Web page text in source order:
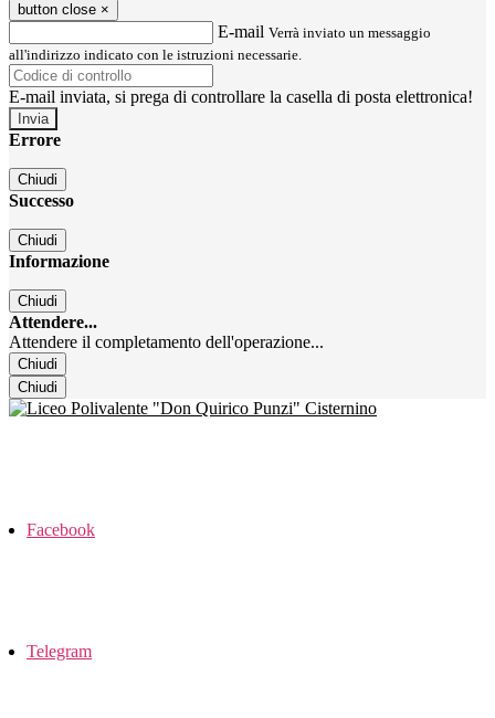
button close ×
E-mail Verrà inviato un messaggio
all'indirizzo indicato con le istruzioni necessarie.
E-mail inviata, si prega di controllare la casella di posta elettronica!
Errore
Chiudi
Successo
Chiudi
Informazione
Chiudi
Attendere...
Attendere il completamento dell'operazione...
Chiudi
Chiudi
Facebook
Telegram